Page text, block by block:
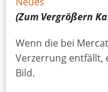
(Zum Vergrößern
Wenn die bei
Verzerrung entfällt,
Bild.